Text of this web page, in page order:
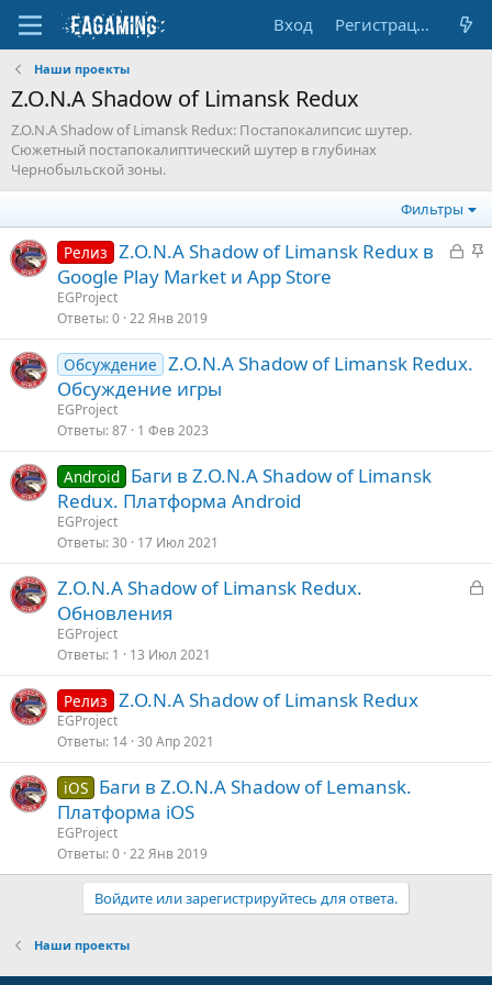
Вход Регистрация
Наши проекты
Z.O.N.A Shadow of Limansk Redux
Z.O.N.A Shadow of Limansk Redux: Постапокалипсис шутер.
Сюжетный постапокалиптический шутер в глубинах
Чернобыльской зоны.
Фильтры
З
ы
т
З
е
о
Релиз Z.O.N.A Shadow of Limansk Redux в
Google Play Market и App Store
EGProject
Ответы 0 22 Янв 2019
Обсуждение Z.O.N.A Shadow of Limansk Redux.
Обсуждение игры
EGProject
Ответы 87 1 Фев 2023
Android Баги в Z.O.N.A Shadow of Limansk
Redux. Платформа Android
EGProject
Ответы 30 17 Июл 2021
З
Z.O.N.A Shadow of Limansk Redux.
Обновления
EGProject
Ответы 1 13 Июл 2021
Релиз Z.O.N.A Shadow of Limansk Redux
EGProject
Ответы 14 30 Апр 2021
iOS Баги в Z.O.N.A Shadow of Lemansk.
Платформа iOS
EGProject
Ответы 0 22 Янв 2019
Войдите или зарегистрируйтесь для ответа.
Наши проекты